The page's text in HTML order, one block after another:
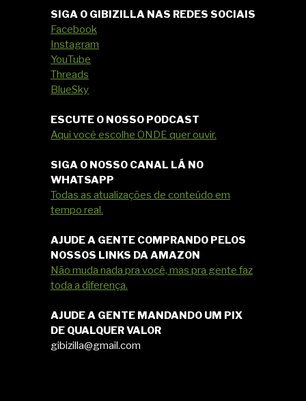
SIGA O GIBIZILLA NAS REDES SOCIAIS
Facebook
Instagram
YouTube
Threads
BlueSky
ESCUTE O NOSSO PODCAST
Aqui você escolhe ONDE quer ouvir.
SIGA O NOSSO CANAL LÁ NO
WHATSAPP
Todas as atualizações de conteúdo em
tempo real.
AJUDE A GENTE COMPRANDO PELOS
NOSSOS LINKS DA AMAZON
Não muda nada pra você, mas pra gente faz
toda a diferença.
AJUDE A GENTE MANDANDO UM PIX
DE QUALQUER VALOR
gibizilla@gmail.com